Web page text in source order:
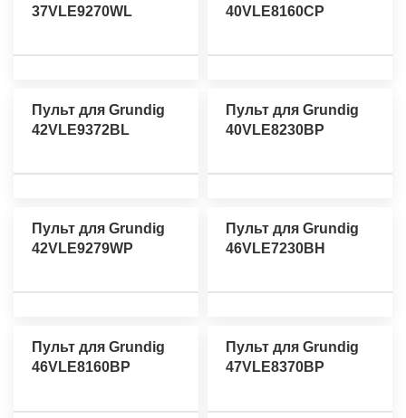
37VLE9270WL 40VLE8160CP
Пульт для Grundig
42VLE9372BL
Пульт для Grundig
40VLE8230BP
Пульт для Grundig
42VLE9279WP
Пульт для Grundig
46VLE7230BH
Пульт для Grundig
46VLE8160BP
Пульт для Grundig
47VLE8370BP